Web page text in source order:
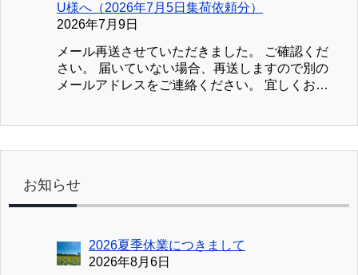
U様へ（2026年7月5日集荷依頼分）
2026年7月9日
メール再送させていただきました。 ご確認くだ
さい。 届いていない場合、再送しますので別の
メールアドレスをご連絡ください。 宜しくお願
お知らせ
2026夏季休業につきまして
2026年8月6日